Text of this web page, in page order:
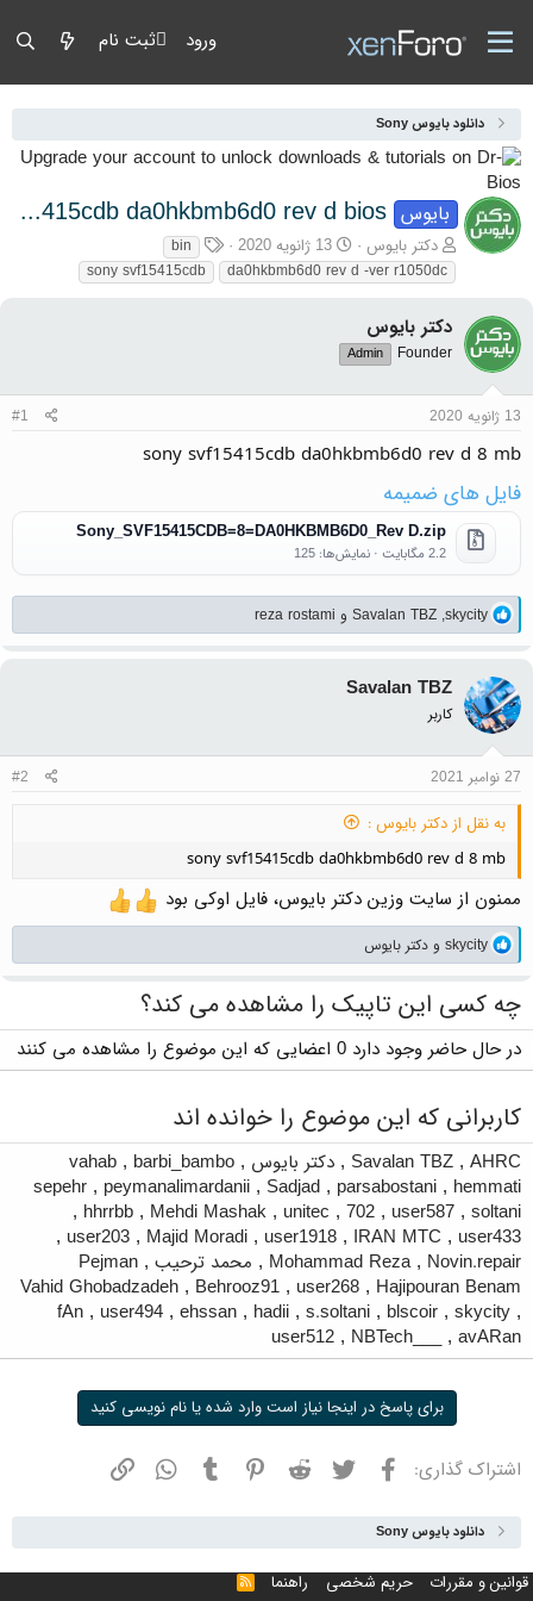
ورود ثبت نام
دانلود بایوس Sony
بایوس sony svf15415cdb da0hkbmb6d0 rev d bios
آغازگر گفتمان
دکتر بایوس تاریخ شروع
13 ژانویه 2020 برچسب‌ها
bin
da0hkbmb6d0 rev d -ver r1050dc
sony svf15415cdb
دکتر بایوس
Founder
Admin
13 ژانویه 2020 #1
sony svf15415cdb da0hkbmb6d0 rev d 8 mb
فایل های ضمیمه
Sony_SVF15415CDB=8=DA0HKBMB6D0_Rev D.zip
2.2 مگابایت · نمایش‌ها: 125
واکنش‌ها:
skycity
,
Savalan TBZ و reza rostami
Savalan TBZ
کاربر
27 نوامبر 2021 #2
به نقل از دکتر بایوس :
sony svf15415cdb da0hkbmb6d0 rev d 8 mb
ممنون از سایت وزین دکتر بایوس، فایل اوکی بود
واکنش‌ها:
skycity و دکتر بایوس
چه کسی این تاپیک را مشاهده می کند؟
در حال حاضر وجود دارد 0 اعضایی که این موضوع را مشاهده می کنند
کاربرانی که این موضوع را خوانده اند
AHRC
,
Savalan TBZ
, دکتر بایوس ,
barbi_bambo
,
vahab
hemmati
,
parsabostani
,
Sadjad
,
peymanalimardanii
,
sepehr
soltani
,
user587
,
702
,
unitec
,
Mehdi Mashak
,
hhrrbb
,
user433
,
IRAN MTC
,
user1918
,
Majid Moradi
,
user203
,
Novin.repair
,
Mohammad Reza
, محمد ترحیب ,
Pejman
Hajipouran Benam
,
user268
,
Behrooz91
,
Vahid Ghobadzadeh
,
skycity
,
blscoir
,
s.soltani
,
hadii
,
ehssan
,
user494
,
fAn
avARan
,
NBTech___
,
user512
برای پاسخ در اینجا نیاز است وارد شده یا نام نویسی کنید
اشتراک گذاری: فیسبوک توییتر ردیت پینترستتامبلر واتسپ
دانلود بایوس Sony
قوانین و مقررات حریم شخصی راهنما خوراک